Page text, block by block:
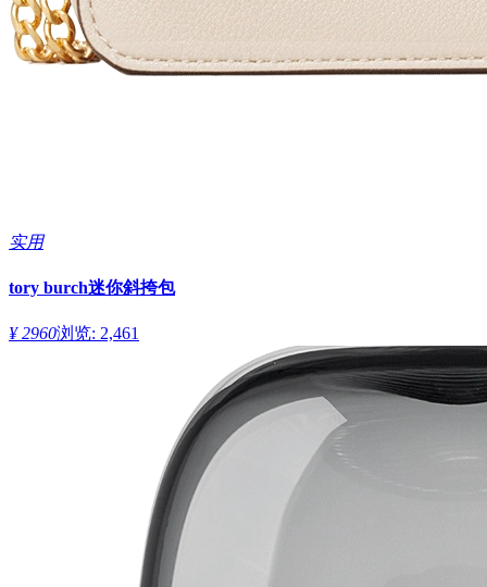
实用
tory burch迷你斜挎包
¥ 2960浏览: 2,461